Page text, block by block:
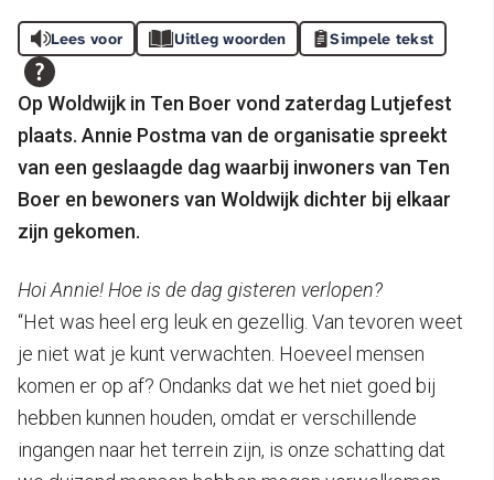
Lees voor Uitleg woorden Simpele tekst
Op Woldwijk in Ten Boer vond zaterdag Lutjefest
plaats. Annie Postma van de organisatie spreekt
van een geslaagde dag waarbij inwoners van Ten
Boer en bewoners van Woldwijk dichter bij elkaar
zijn gekomen.
Hoi Annie! Hoe is de dag gisteren verlopen?
“Het was heel erg leuk en gezellig. Van tevoren weet
je niet wat je kunt verwachten. Hoeveel mensen
komen er op af? Ondanks dat we het niet goed bij
hebben kunnen houden, omdat er verschillende
ingangen naar het terrein zijn, is onze schatting dat